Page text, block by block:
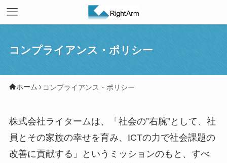
コンプライアンス・ポリシー
ホーム コンプライアンス・ポリシー
株式会社ライタームは、「社会の”右腕”として、社
員とその家族の幸せを育み、ICTの力で社会課題の
改善に貢献する」というミッションのもと、すべ